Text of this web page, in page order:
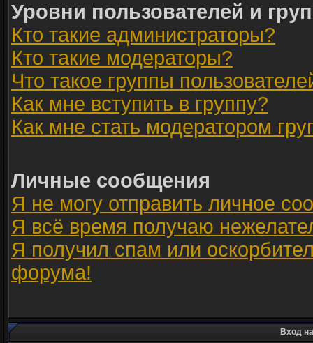
Уровни пользователей и
Кто такие администраторы?
Кто такие модераторы?
Что такое группы
Как мне вступить в группу?
Как мне стать модератором
Личные сообщения
Я не могу отправить личное
Я всё время получаю
Я получил спам или
форума!
Вход